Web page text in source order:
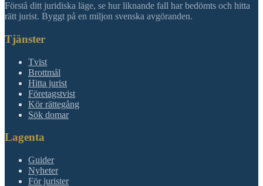
Förstå ditt juridiska läge, se hur liknande fall har bedömts och hitta
rätt jurist. Byggt på en miljon svenska avgöranden.
Tjänster
Tvist
Brottmål
Hitta jurist
Företagstvist
Kör rättegång
Sök domar
Lagenta
Guider
Nyheter
För jurister